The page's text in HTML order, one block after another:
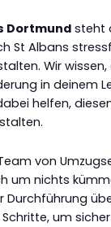
Dortmundsteht
St Albans
Wir
in deinem
helfen,
von
um nichts
Durchführung
um